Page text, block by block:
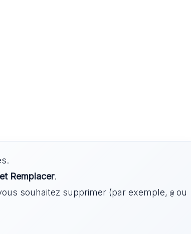
Remplacer.
souhaitez supprimer (par exemple, @ ou